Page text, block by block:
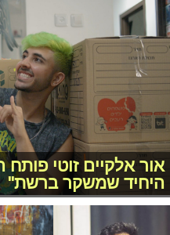
אור אלקיים זוטי
היחיד שמשקר ברשת"